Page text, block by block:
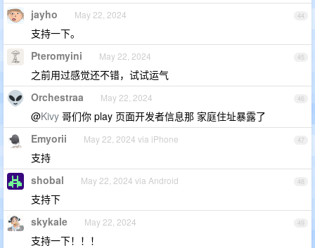
44
jayho May 22, 2024
支持一下。
45
Pteromyini May 22, 2024
之前用过感觉还不错，试试运气
46
Orchestraa May 22, 2024
@Kivy 哥们你 play 页面开发者信息那 家庭住址暴露了
47
Emyorii May 22, 2024 via iPhone
支持
48
shobal May 22, 2024 via Android
支持下
49
skykale May 22, 2024
支持一下！！！